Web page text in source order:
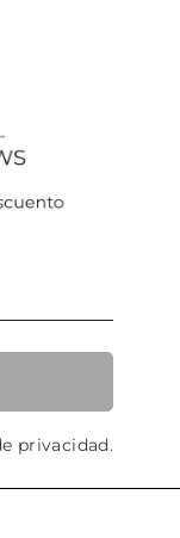
privacidad.